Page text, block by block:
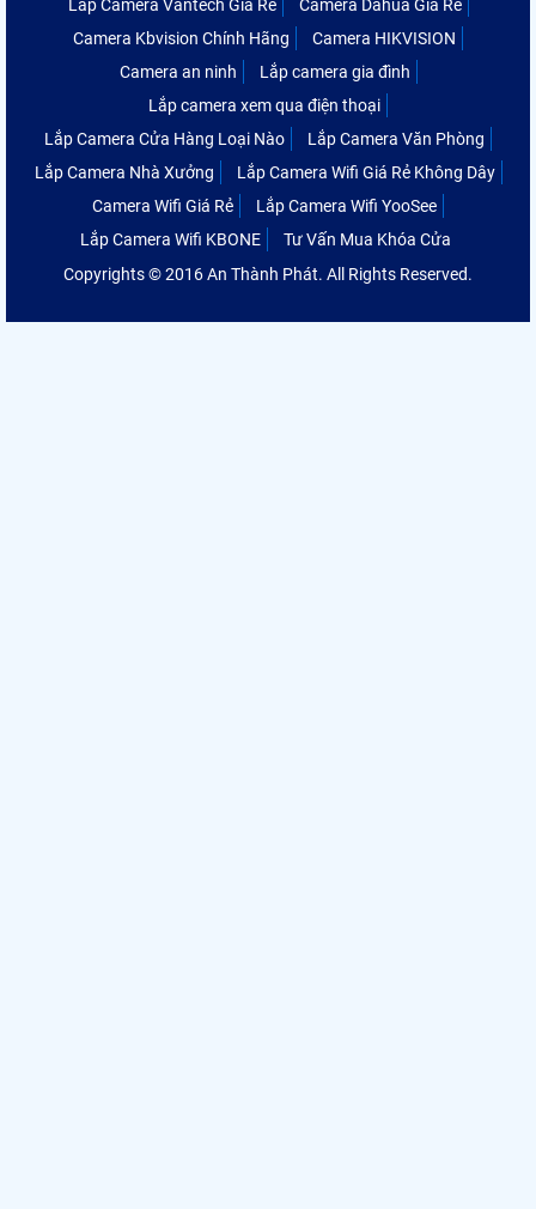
Lắp Camera Vantech Giá Rẻ
Camera Dahua Giá Rẻ
Camera Kbvision Chính Hãng
Camera HIKVISION
Camera an ninh
Lắp camera gia đình
Lắp camera xem qua điện thoại
Lắp Camera Cửa Hàng Loại Nào
Lắp Camera Văn Phòng
Lắp Camera Nhà Xưởng
Lắp Camera Wifi Giá Rẻ Không Dây
Camera Wifi Giá Rẻ
Lắp Camera Wifi YooSee
Lắp Camera Wifi KBONE
Tư Vấn Mua Khóa Cửa
Copyrights © 2016 An Thành Phát. All Rights Reserved.